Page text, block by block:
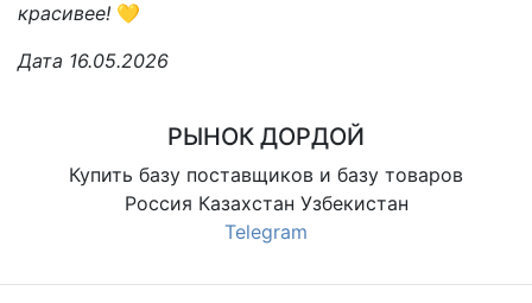
красивее! 💛
Дата 16.05.2026
РЫНОК ДОРДОЙ
Купить базу поставщиков и базу товаров
Россия Казахстан Узбекистан
Telegram